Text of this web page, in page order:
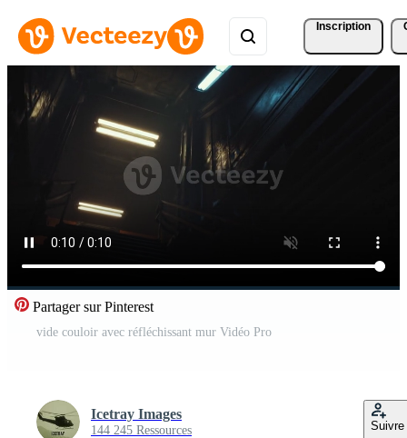
Inscription
Partager sur Pinterest
vide couloir avec réfléchissant mur Vidéo Pro
Icetray Images
144 245 Ressources Suivre